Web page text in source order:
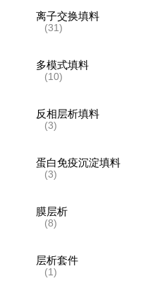
离子交换填料
(31)
多模式填料
(10)
反相层析填料
(3)
蛋白免疫沉淀填料
(3)
膜层析
(8)
层析套件
(1)